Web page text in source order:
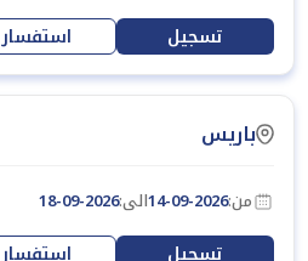
تسجيل استفسار
باريس
من:14-09-2026الى:18-09-2026
تسجيل استفسار